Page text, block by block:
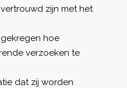
zijn met het
hoe
verzoeken te
dat zij worden